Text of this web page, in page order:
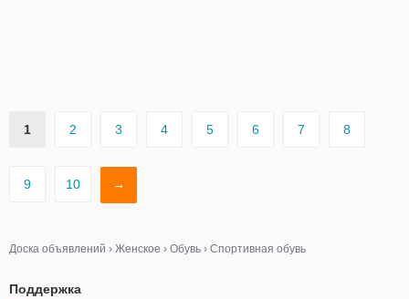
1 2 3 4 5 6 7 8
9 10 →
Доска объявлений › Женское › Обувь › Спортивная обувь
Поддержка